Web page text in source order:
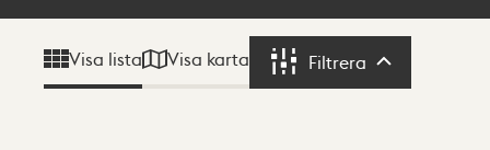
Visa lista Visa karta Filtrera Filtrera